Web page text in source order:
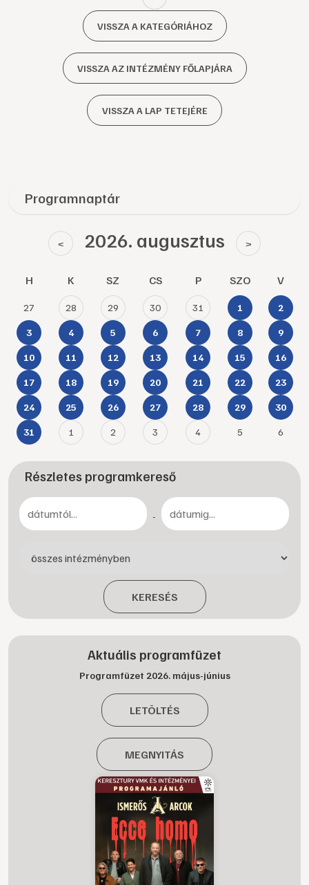
VISSZA A KATEGÓRIÁHOZ
VISSZA AZ INTÉZMÉNY FŐLAPJÁRA
VISSZA A LAP TETEJÉRE
Programnaptár
< 2026. augusztus >
H K SZ CS P SZO V
27 28 29 30 31 1 2
3 4 5 6 7 8 9
10 11 12 13 14 15 16
17 18 19 20 21 22 23
24 25 26 27 28 29 30
31 1 2 3 4 5 6
Részletes programkereső
-
KERESÉS
Aktuális programfüzet
Programfüzet 2026. május-június
LETÖLTÉS
MEGNYITÁS